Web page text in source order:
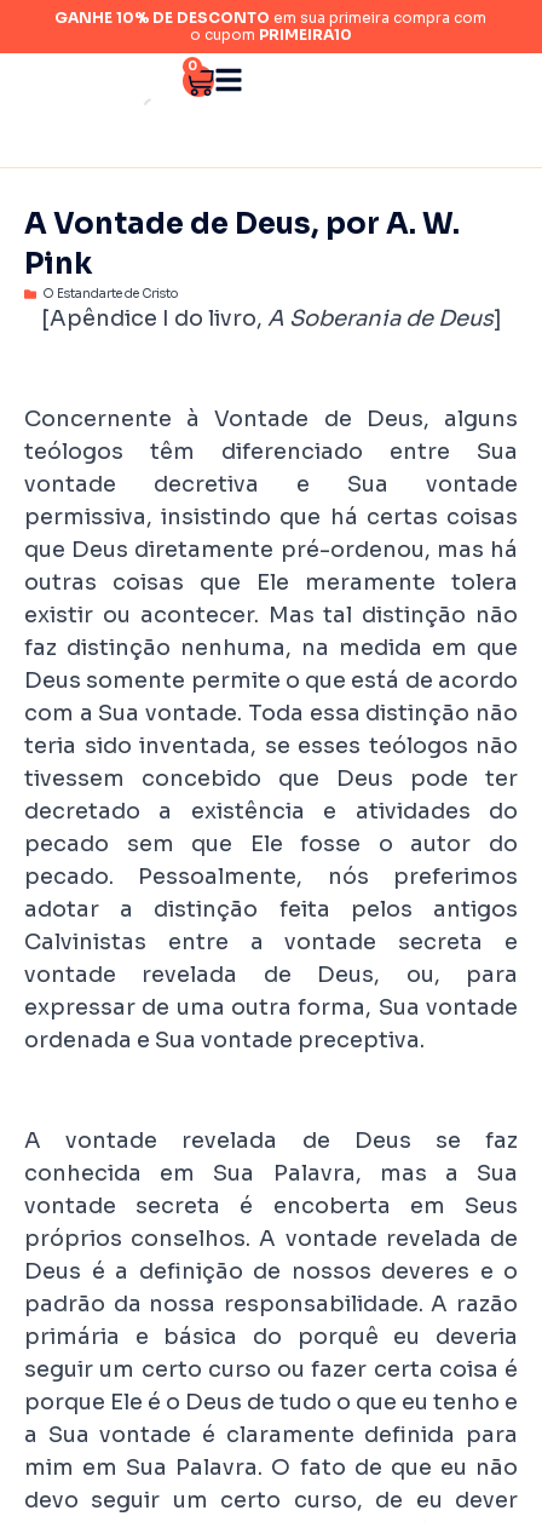
GANHE 10% DE DESCONTO em sua primeira compra com
o cupom PRIMEIRA10
0
A Vontade de Deus, por A. W.
Pink
O Estandarte de Cristo
[Apêndice I do livro, A Soberania de Deus]
Concernente à Vontade de Deus, alguns
teólogos têm diferenciado entre Sua
vontade decretiva e Sua vontade
permissiva, insistindo que há certas coisas
que Deus diretamente pré-ordenou, mas há
outras coisas que Ele meramente tolera
existir ou acontecer. Mas tal distinção não
faz distinção nenhuma, na medida em que
Deus somente permite o que está de acordo
com a Sua vontade. Toda essa distinção não
teria sido inventada, se esses teólogos não
tivessem concebido que Deus pode ter
decretado a existência e atividades do
pecado sem que Ele fosse o autor do
pecado. Pessoalmente, nós preferimos
adotar a distinção feita pelos antigos
Calvinistas entre a vontade secreta e
vontade revelada de Deus, ou, para
expressar de uma outra forma, Sua vontade
ordenada e Sua vontade preceptiva.
A vontade revelada de Deus se faz
conhecida em Sua Palavra, mas a Sua
vontade secreta é encoberta em Seus
próprios conselhos. A vontade revelada de
Deus é a definição de nossos deveres e o
padrão da nossa responsabilidade. A razão
primária e básica do porquê eu deveria
seguir um certo curso ou fazer certa coisa é
porque Ele é o Deus de tudo o que eu tenho e
a Sua vontade é claramente definida para
mim em Sua Palavra. O fato de que eu não
devo seguir um certo curso, de eu dever